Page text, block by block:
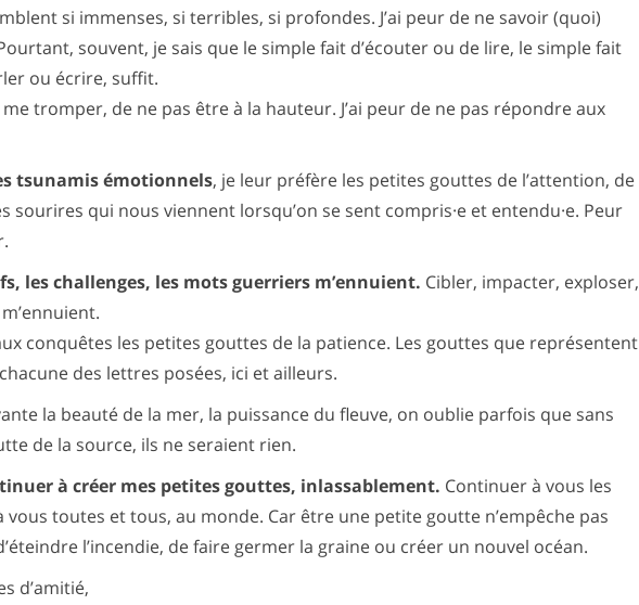
si immenses, si terribles, si profondes. J’ai peur de ne savoir (quoi)
souvent, je sais que le simple fait d’écouter ou de lire, le simple fait
ou écrire, suffit.
me tromper, de ne pas être à la hauteur. J’ai peur de ne pas répondre aux
tsunamis émotionnels, je leur préfère les petites gouttes de l’attention, de
sourires qui nous viennent lorsqu’on se sent compris·e et entendu·e. Peur
les challenges, les mots guerriers m’ennuient. Cibler, impacter, exploser,
conquêtes les petites gouttes de la patience. Les gouttes que représentent
des lettres posées, ici et ailleurs.
la beauté de la mer, la puissance du fleuve, on oublie parfois que sans
de la source, ils ne seraient rien.
à créer mes petites gouttes, inlassablement. Continuer à vous les
vous toutes et tous, au monde. Car être une petite goutte n’empêche pas
l’incendie, de faire germer la graine ou créer un nouvel océan.
d’amitié,